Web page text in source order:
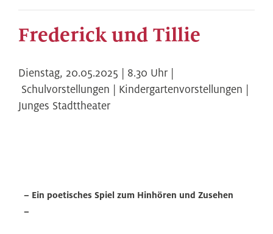
Frederick und Tillie
Dienstag, 20.05.2025 | 8.30 Uhr |
Schulvorstellungen | Kindergartenvorstellungen |
Junges Stadttheater
– Ein poetisches Spiel zum Hinhören und Zusehen
–